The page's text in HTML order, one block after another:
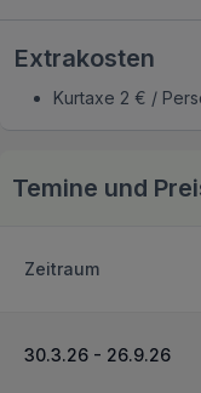
Extrakosten
Kurtaxe 2 € /
Temine und
Zeitraum
30.3.26 - 26.9.26